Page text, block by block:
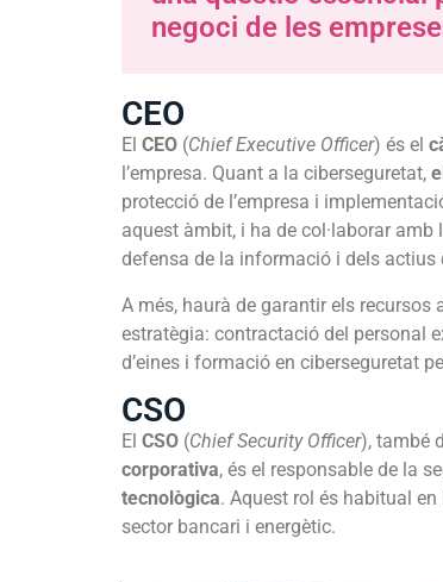
negoci de les
CEO
El CEO (Chief Executive Officer) és el
l’empresa. Quant a la ciberseguretat,
protecció de l’empresa i
aquest àmbit, i ha de col·laborar
defensa de la informació i dels actius
A més, haurà de garantir els
estratègia: contractació del personal
d’eines i formació en ciberseguretat
CSO
El CSO (Chief Security Officer), també
corporativa, és el responsable de la
tecnològica. Aquest rol és habitual
sector bancari i energètic.